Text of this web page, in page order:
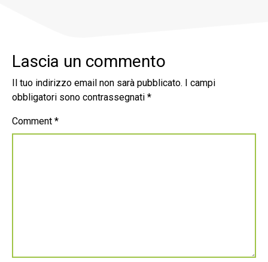
Lascia un commento
Il tuo indirizzo email non sarà pubblicato.
I campi
obbligatori sono contrassegnati *
Comment *